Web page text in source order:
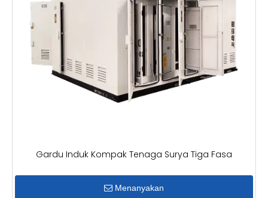
Gardu Induk Kompak Tenaga Surya Tiga Fasa
Menanyakan